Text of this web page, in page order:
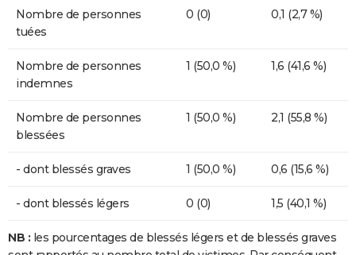
Nombre de personnes
tuées
0 (0) 0,1 (2,7 %)
Nombre de personnes
indemnes
1 (50,0 %) 1,6 (41,6 %)
Nombre de personnes
blessées
1 (50,0 %) 2,1 (55,8 %)
- dont blessés graves 1 (50,0 %) 0,6 (15,6 %)
- dont blessés légers 0 (0) 1,5 (40,1 %)
NB : les pourcentages de blessés légers et de blessés graves